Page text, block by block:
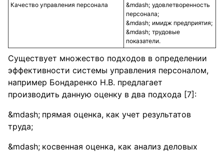
Качество управления персонала
удовлетворенность
персонала;
имидж предприятия;
трудовые
показатели.
Существует множество подходов в определении
эффективности системы управления персоналом,
например Бондаренко Н.В. предлагает
производить данную оценку в два подхода [7]:
прямая оценка, как учет результатов
труда;
косвенная оценка, как анализ деловых